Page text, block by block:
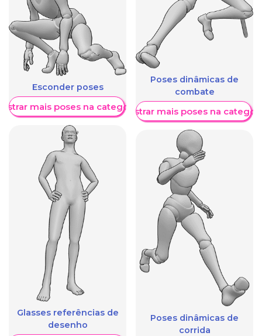
Esconder poses
mais poses na categoria
Glasses referências de
desenho
Poses dinâmicas de
combate
Mostrar mais poses na
Poses dinâmicas de
corrida